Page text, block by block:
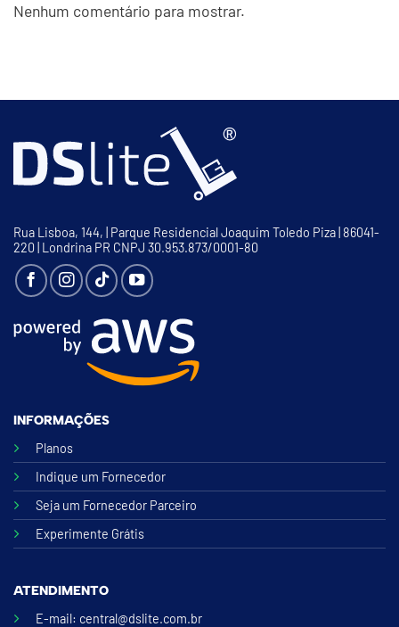
Nenhum comentário para mostrar.
Rua Lisboa, 144, | Parque Residencial Joaquim Toledo Piza | 86041-
220 | Londrina PR CNPJ 30.953.873/0001-80
INFORMAÇÕES
Planos
Indique um Fornecedor
Seja um Fornecedor Parceiro
Experimente Grátis
ATENDIMENTO
E-mail: central@dslite.com.br